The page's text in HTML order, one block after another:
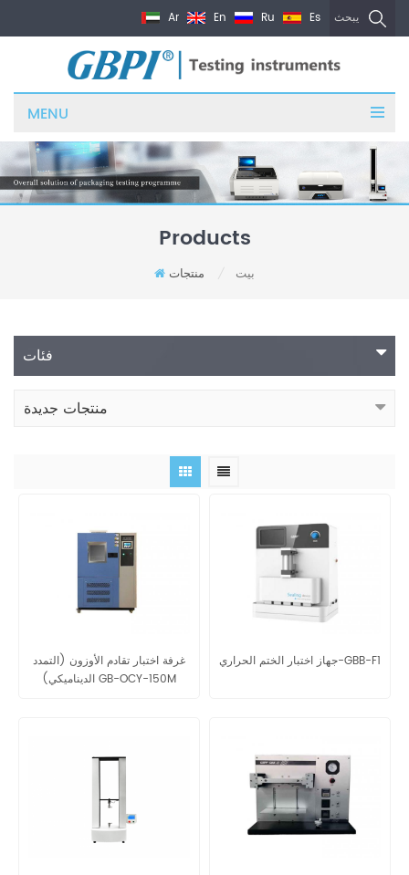
يبحث Ar En Ru Es
MENU
Products
بيت منتجات
فئات
منتجات جديدة
غرفة اختبار تقادم الأوزون (التمدد
الديناميكي) GB-OCY-150M
جهاز اختبار الختم الحراري-GBB-F1